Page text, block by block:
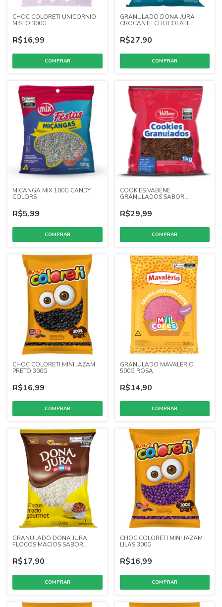
CHOC COLORETI UNICORNIO
MISTO 300G
R$16,99
GRANULADO DONA JURA
CROCANTE CHOCOLATE
R$27,90
MICANGA MIX 100G CANDY
COLORS
R$5,99
COOKIES VABENE
GRANULADOS SABOR
R$29,99
CHOC COLORETI MINI JAZAM
PRETO 300G
R$16,99
GRANULADO MAVALERIO
500G ROSA
R$14,90
GRANULADO DONA JURA
FLOCOS MACIOS SABOR
R$17,90
CHOC COLORETI MINI JAZAM
LILAS 300G
R$16,99